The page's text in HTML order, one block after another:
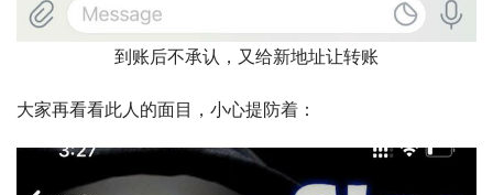
到账后不承认，又给新地址让转账
大家再看看此人的面目，小心提防着：